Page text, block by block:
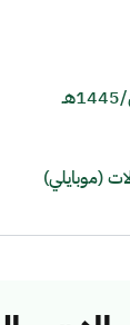
(موبايلي)